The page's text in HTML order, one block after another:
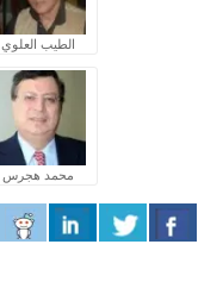
الطيب العلوي
محمد هجرس